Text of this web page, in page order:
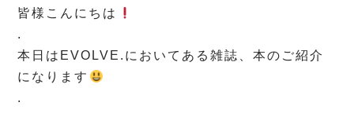
皆様こんにちは
.
本日はEVOLVE.においてある雑誌、本のご紹介
になります
.